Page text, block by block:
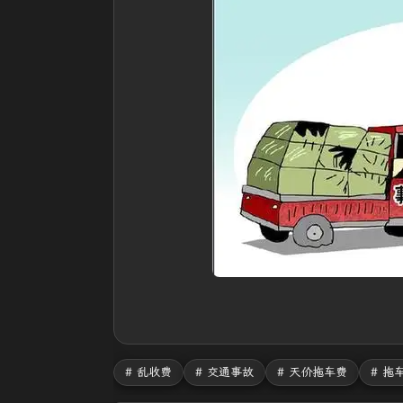
# 乱收费 # 交通事故 # 天价拖车费 # 拖